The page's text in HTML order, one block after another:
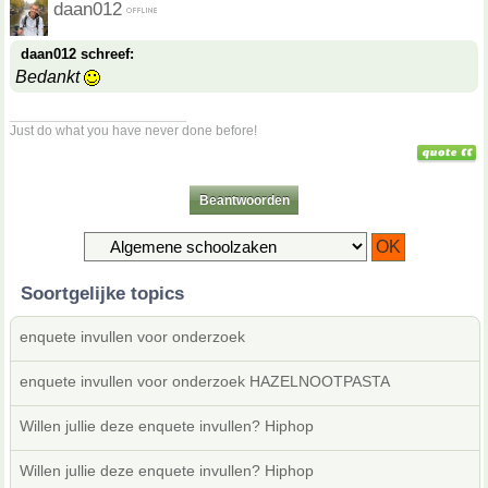
daan012
daan012 schreef:
Bedankt
Just do what you have never done before!
Beantwoorden
Soortgelijke topics
enquete invullen voor onderzoek
enquete invullen voor onderzoek HAZELNOOTPASTA
Willen jullie deze enquete invullen? Hiphop
Willen jullie deze enquete invullen? Hiphop